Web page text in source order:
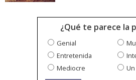
¿Qué te parece la
Genial
Entretenida
Mediocre